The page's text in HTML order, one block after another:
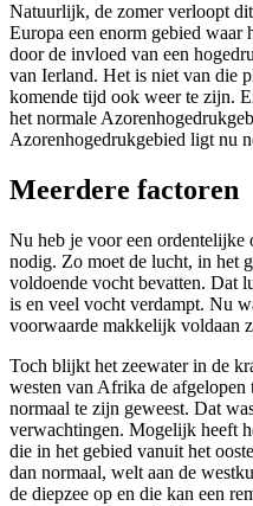
Natuurlijk, de zomer verloopt
Europa een enorm gebied waar
door de invloed van een
van Ierland. Het is niet van die
komende tijd ook weer te zijn.
het normale
Azorenhogedrukgebied ligt nu
Meerdere factoren
Nu heb je voor een ordentelijke
nodig. Zo moet de lucht, in het
voldoende vocht bevatten. Dat
is en veel vocht verdampt. Nu
voorwaarde makkelijk voldaan
Toch blijkt het zeewater in de
westen van Afrika de
normaal te zijn geweest. Dat
verwachtingen. Mogelijk heeft
die in het gebied vanuit het
dan normaal, welt aan de
de diepzee op en die kan een